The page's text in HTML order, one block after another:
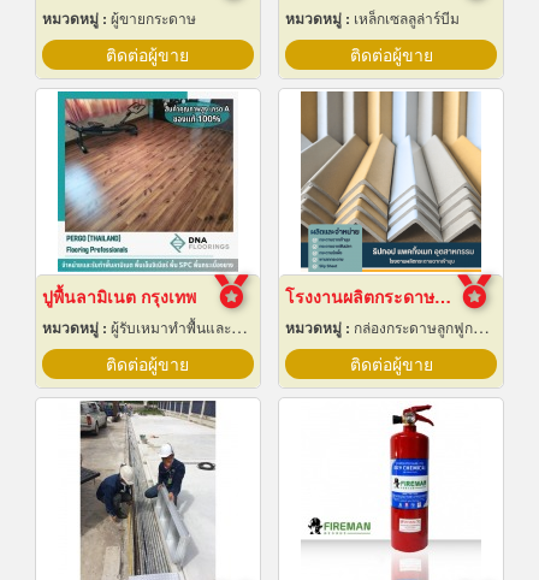
หมวดหมู่ : ผู้ขายกระดาษ
ติดต่อผู้ขาย
หมวดหมู่ : เหล็กเซลลูล่าร์บีม
ติดต่อผู้ขาย
ปูพื้นลามิเนต กรุงเทพ
หมวดหมู่ : ผู้รับเหมาทำพื้นและทางเดิน
ติดต่อผู้ขาย
โรงงานผลิตกระดาษฉากเข้ามุม
หมวดหมู่ : กล่องกระดาษลูกฟูกและไฟเบอร์
ติดต่อผู้ขาย